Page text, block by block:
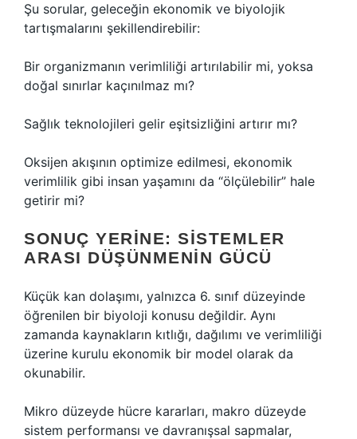
Şu sorular, geleceğin ekonomik ve biyolojik
tartışmalarını şekillendirebilir:
Bir organizmanın verimliliği artırılabilir mi, yoksa
doğal sınırlar kaçınılmaz mı?
Sağlık teknolojileri gelir eşitsizliğini artırır mı?
Oksijen akışının optimize edilmesi, ekonomik
verimlilik gibi insan yaşamını da “ölçülebilir” hale
getirir mi?
SONUÇ YERINE: SISTEMLER
ARASI DÜŞÜNMENIN GÜCÜ
Küçük kan dolaşımı, yalnızca 6. sınıf düzeyinde
öğrenilen bir biyoloji konusu değildir. Aynı
zamanda kaynakların kıtlığı, dağılımı ve verimliliği
üzerine kurulu ekonomik bir model olarak da
okunabilir.
Mikro düzeyde hücre kararları, makro düzeyde
sistem performansı ve davranışsal sapmalar,